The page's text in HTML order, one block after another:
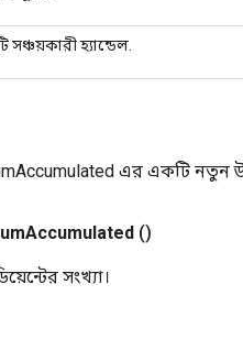
সঞ্চয়কারী হ্যান্ডেল.
এর একটি নতুন
Accumulated ()
সংখ্যা।